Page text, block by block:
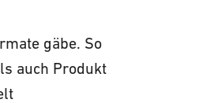
gäbe. So
auch Produkt